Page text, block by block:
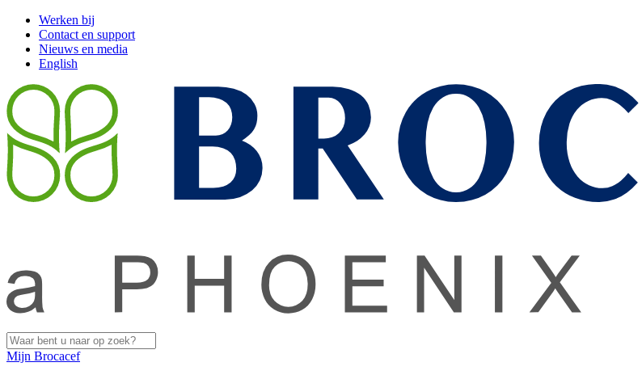
Werken bij
Contact en support
Nieuws en media
English
Mijn Brocacef